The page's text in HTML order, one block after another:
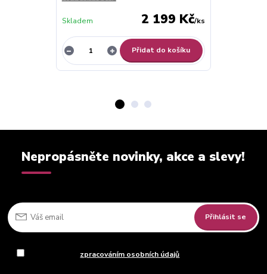
2 199 Kč/ks
Skladem
Přidat do košíku
Nepropásněte novinky, akce a slevy!
Přihlásit se
zpracováním osobních údajů